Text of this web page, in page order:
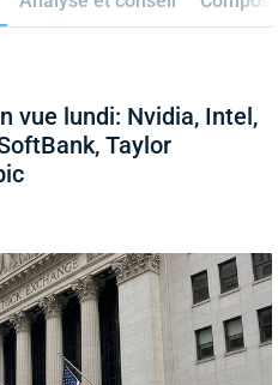
vue lundi: Nvidia, Intel,
Taylor